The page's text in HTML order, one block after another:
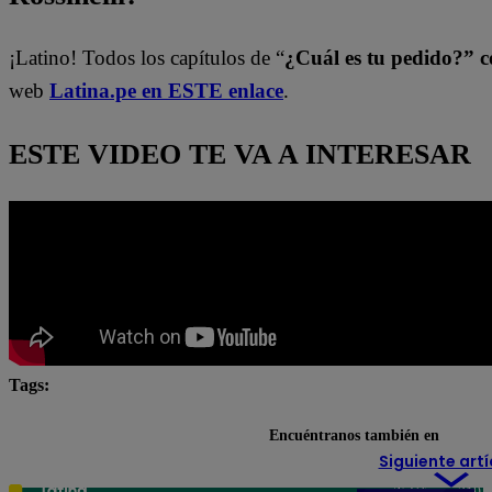
¡Latino! Todos los capítulos de “¿Cuál es tu pedido?”
web Latina.pe en ESTE enlace.
ESTE VIDEO TE VA A INTERESAR
Tags:
Siguiente
Encuéntranos también en